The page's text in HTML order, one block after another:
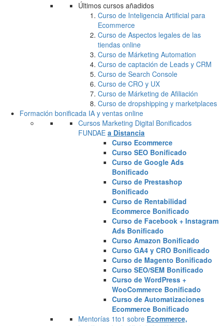
Últimos cursos añadidos
Curso de Inteligencia Artificial para
Ecommerce
Curso de Aspectos legales de las
tiendas online
Curso de Márketing Automation
Curso de captación de Leads y CRM
Curso de Search Console
Curso de CRO y UX
Curso de Márketing de Afiliación
Curso de dropshipping y marketplaces
Formación bonificada IA y ventas online
Cursos Marketing Digital Bonificados
FUNDAE a Distancia
Curso Ecommerce
Curso SEO Bonificado
Curso de Google Ads
Bonificado
Curso de Prestashop
Bonificado
Curso de Rentabilidad
Ecommerce Bonificado
Curso de Facebook + Instagram
Ads Bonificado
Curso Amazon Bonificado
Curso GA4 y CRO Bonificado
Curso de Magento Bonificado
Curso SEO/SEM Bonificado
Curso de WordPress +
WooCommerce Bonificado
Curso de Automatizaciones
Ecommerce Bonificado
Mentorías 1to1 sobre Ecommerce,